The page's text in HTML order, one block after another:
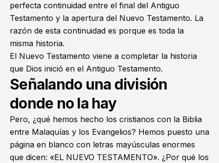
perfecta continuidad entre el final del Antiguo
Testamento y la apertura del Nuevo Testamento. La
razón de esta continuidad es porque es toda la
misma historia.
El Nuevo Testamento viene a completar la historia
que Dios inició en el Antiguo Testamento.
Señalando una división
donde no la hay
Pero, ¿qué hemos hecho los cristianos con la Biblia
entre Malaquías y los Evangelios? Hemos puesto una
página en blanco con letras mayúsculas enormes
que dicen: «EL NUEVO TESTAMENTO». ¿Por qué los